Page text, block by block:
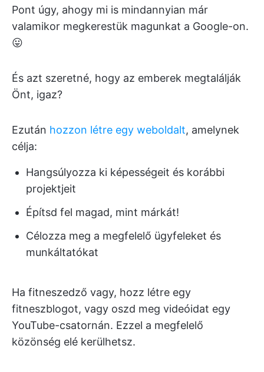
Pont úgy, ahogy mi is mindannyian már
valamikor megkerestük magunkat a Google-on.
😛
És azt szeretné, hogy az emberek megtalálják
Önt, igaz?
Ezután hozzon létre egy weboldalt, amelynek
célja:
Hangsúlyozza ki képességeit és korábbi
projektjeit
Építsd fel magad, mint márkát!
Célozza meg a megfelelő ügyfeleket és
munkáltatókat
Ha fitneszedző vagy, hozz létre egy
fitneszblogot, vagy oszd meg videóidat egy
YouTube-csatornán. Ezzel a megfelelő
közönség elé kerülhetsz.